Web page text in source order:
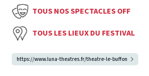
TOUS NOS SPECTACLES OFF
TOUS LES LIEUX DU FESTIVAL
https://www.luna-theatres.fr/theatre-le-buffon